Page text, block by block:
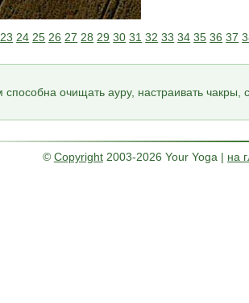
23 24 25 26 27 28 29 30 31 32 33 34 35 36 37
очищать ауру, настраивать чакры,
© Copyright2003-2026 Your Yoga | на